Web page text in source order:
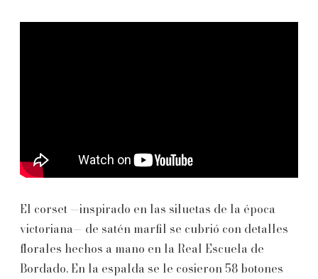
El corset —inspirado en las siluetas de la época
victoriana— de satén marfil se cubrió con detalles
florales hechos a mano en la Real Escuela de
Bordado. En la espalda se le cosieron 58 botones